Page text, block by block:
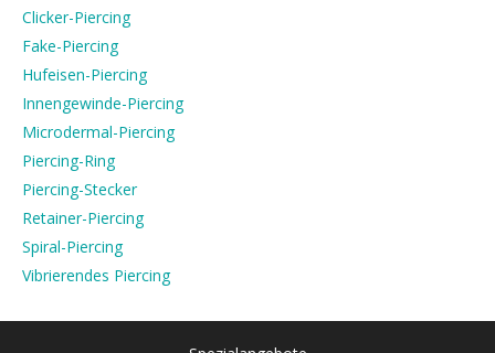
Clicker-Piercing
Fake-Piercing
Hufeisen-Piercing
Innengewinde-Piercing
Microdermal-Piercing
Piercing-Ring
Piercing-Stecker
Retainer-Piercing
Spiral-Piercing
Vibrierendes Piercing